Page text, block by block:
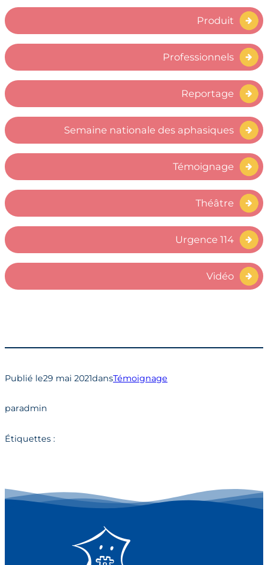
Produit
Professionnels
Reportage
Semaine nationale des aphasiques
Témoignage
Théâtre
Urgence 114
Vidéo
Publié le29 mai 2021dansTémoignage
paradmin
Étiquettes :